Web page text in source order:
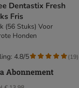
Dentastix Fresh
Fris
(56 Stuks) Voor
Honden
4.8/5 (19)